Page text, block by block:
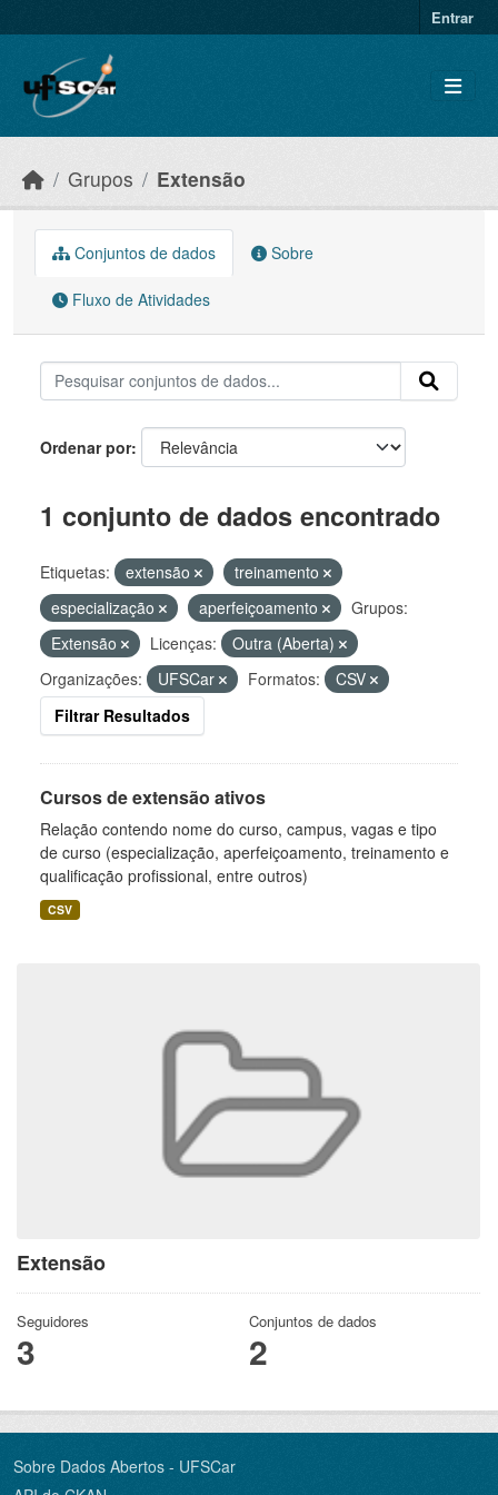
Entrar
Grupos Extensão
Extensão
Seguidores
3
Conjuntos de dados
2
Conjuntos de dados Sobre
Fluxo de Atividades
Ordenar por
1 conjunto de dados encontrado
Etiquetas: extensão
treinamento
especialização
aperfeiçoamento
Grupos:
Extensão
Licenças:
Outra (Aberta)
Organizações:
UFSCar Formatos:
CSV
Filtrar Resultados
Cursos de extensão ativos
Relação contendo nome do curso, campus, vagas e tipo
de curso (especialização, aperfeiçoamento, treinamento e
qualificação profissional, entre outros)
CSV
Sobre Dados Abertos - UFSCar